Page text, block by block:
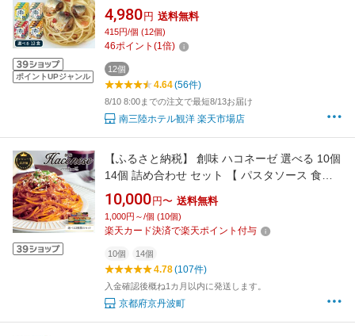
ポイントUPジャンル
食 ペペロンチーノ 塩レモン トマトソース ガー
リックバター醤油 レトルト 常温保存 三陸産 真
いわし さば 南三陸ホテル観洋 ギフト ギフト
4,980 円 送料無料
415円/個 (12個)
46ポイント (1倍)
12個
4.64(56件)
8/10 8:00までの注文で最短8/13お届け
南三陸ホテル観洋 楽天市場店
【ふるさと納税】 創味 ハコネーゼ 選べる 10個
14個 詰め合わせ セット 【 パスタソース 食べ
比べ スパゲッティ パスタ ソース レトルト レト
ルト食品 小分け 個包装 簡単調理 レンジ 長期保
存 常温 惣菜 お惣菜 贅沢 人気 ランキング 京丹
10,000 円〜 送料無料
1,000円～/個 (10個)
楽天カード決済で楽天ポイント付与
10個 14個
4.78(107件)
入金確認後概ね1カ月以内に発送します。
京都府京丹波町